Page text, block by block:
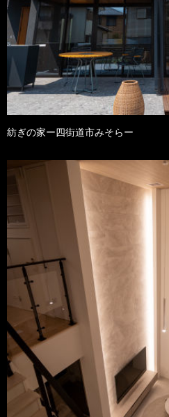
紡ぎの家ー四街道市みそらー